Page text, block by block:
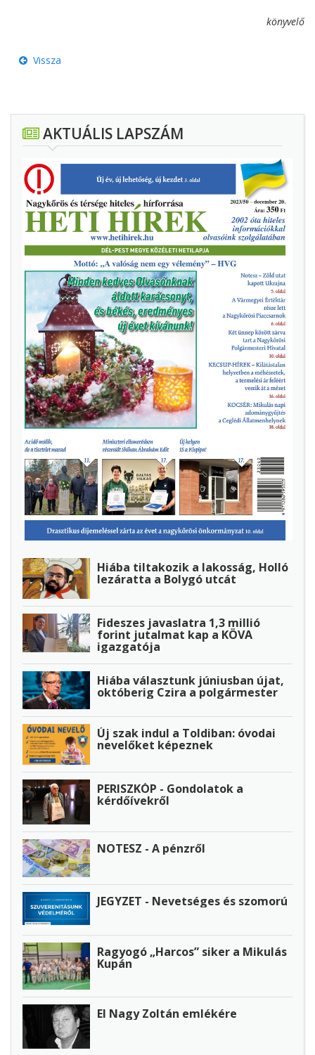
könyvelő
Vissza
AKTUÁLIS LAPSZÁM
Hiába tiltakozik a lakosság, Holló
lezáratta a Bolygó utcát
Fideszes javaslatra 1,3 millió
forint jutalmat kap a KÖVA
igazgatója
Hiába választunk júniusban újat,
októberig Czira a polgármester
Új szak indul a Toldiban: óvodai
nevelőket képeznek
PERISZKÓP - Gondolatok a
kérdőívekről
NOTESZ - A pénzről
JEGYZET - Nevetséges és szomorú
Ragyogó „Harcos” siker a Mikulás
Kupán
El Nagy Zoltán emlékére